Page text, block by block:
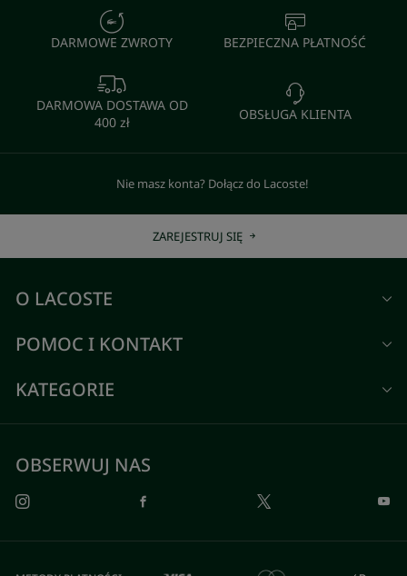
DARMOWE ZWROTY BEZPIECZNA PŁATNOŚĆ
DARMOWA DOSTAWA OD
400 zł
OBSŁUGA KLIENTA
Nie masz konta? Dołącz do Lacoste!
ZAREJESTRUJ SIĘ
O LACOSTE
POMOC I KONTAKT
KATEGORIE
OBSERWUJ NAS